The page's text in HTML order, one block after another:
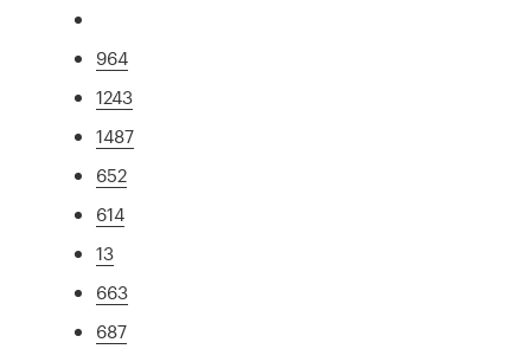
964
1243
1487
652
614
13
663
687